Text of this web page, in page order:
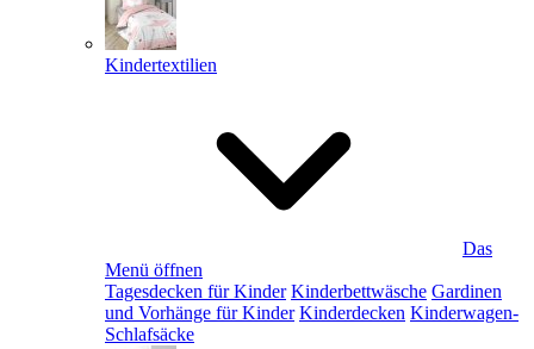
Kindertextilien
Das
Menü öffnen
Tagesdecken für Kinder Kinderbettwäsche Gardinen
und Vorhänge für Kinder Kinderdecken Kinderwagen-
Schlafsäcke